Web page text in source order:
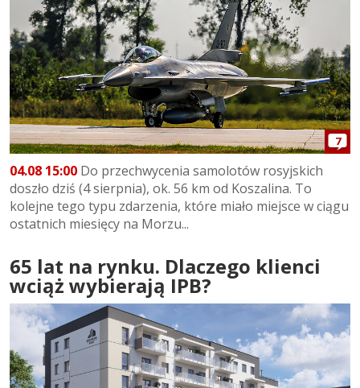
7
04.08 15:00 Do przechwycenia samolotów rosyjskich
doszło dziś (4 sierpnia), ok. 56 km od Koszalina. To
kolejne tego typu zdarzenia, które miało miejsce w ciągu
ostatnich miesięcy na Morzu...
65 lat na rynku. Dlaczego klienci
wciąż wybierają IPB?